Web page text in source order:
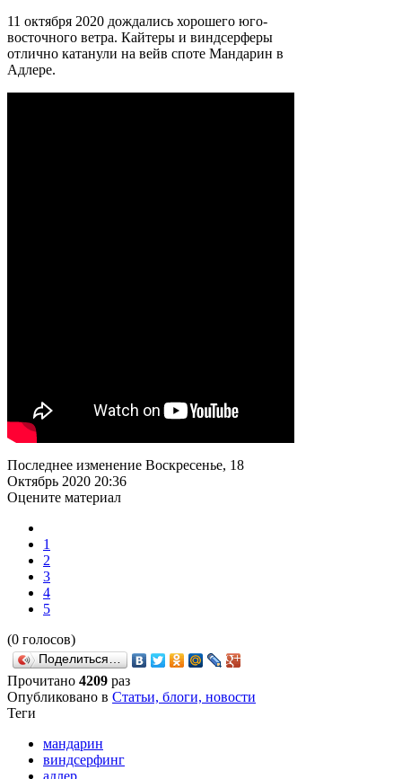
11 октября 2020 дождались хорошего юго-
восточного ветра. Кайтеры и виндсерферы
отлично катанули на вейв споте Мандарин в
Адлере.
Последнее изменение Воскресенье, 18
Октябрь 2020 20:36
Оцените материал
1
2
3
4
5
(0 голосов)
Поделиться…
Прочитано 4209 раз
Опубликовано в Статьи, блоги, новости
Теги
мандарин
виндсерфинг